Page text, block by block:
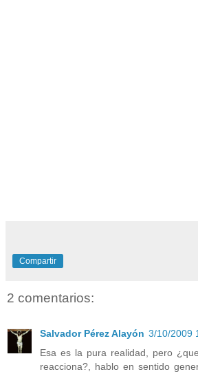
Compartir
2 comentarios:
Salvador Pérez Alayón 3/10/2009
Esa es la pura realidad, pero
reacciona?, hablo en sentido